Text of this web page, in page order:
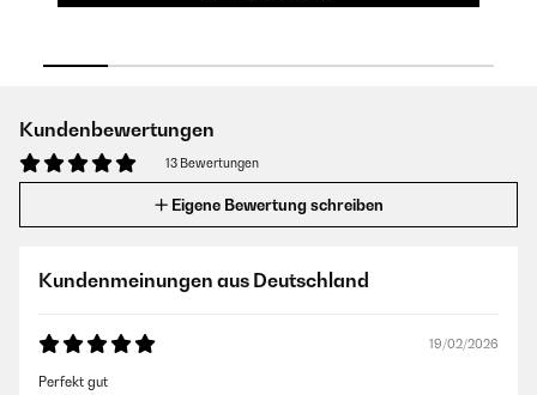
Kundenbewertungen
13 Bewertungen
Eigene Bewertung schreiben
Kundenmeinungen aus Deutschland
19/02/2026
Perfekt gut